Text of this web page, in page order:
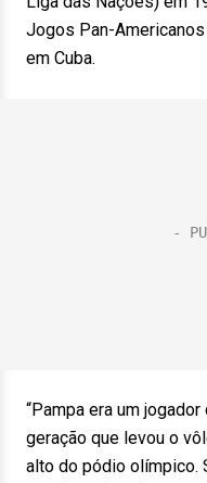
Jogos Pan-
em Cuba.
“Pampa era um
geração que levou o
alto do pódio olímpico.